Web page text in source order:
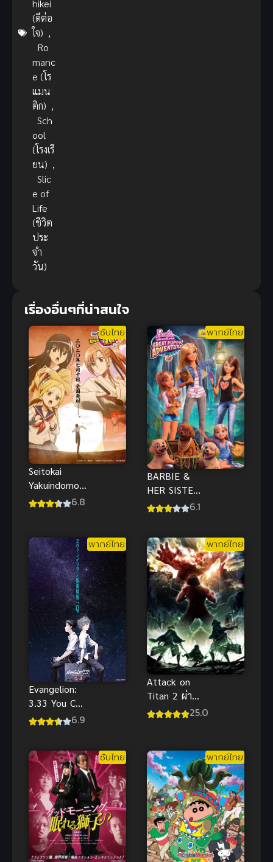
hikei
(ดีต่อ
ใจ) ,
Ro
manc
e (โร
แมน
ติก) ,
Sch
ool
(โรงเรี
ยน) ,
Slic
e of
Life
(ชีวิต
ประ
จำ
วัน)
เรื่องอื่นๆที่น่าสนใจ
ซับไทย
Seitokai
Yakuindomo
Movie 2 วุ่น
ไทยสุดฮา
กระจาย
6.8
พากย์ไทย
BARBIE &
HER SISTERS
IN THE
ADVENTURE
(2015) บาร์บี้
ตอนการผจญ
ภัยครั้งยิ่งใหญ่
ของน้องหมาผู้
น่ารัก พากย์
ไทย
6.1
พากย์ไทย
Evangelion:
3.33 You Can
(Not) Redo6.9
พากย์ไทย
Attack on
Titan 2 ผ่า
พิภพไททัน25.0
ซับไทย พากย์ไทย